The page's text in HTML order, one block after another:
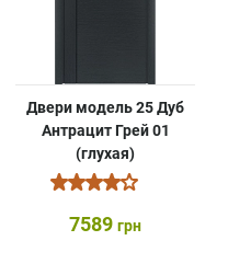
Двери модель 25 Дуб
Антрацит Грей 01
(глухая)
7589 грн